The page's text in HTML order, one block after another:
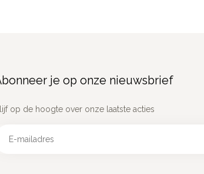
je op onze nieuwsbrief
op de hoogte over onze laatste acties